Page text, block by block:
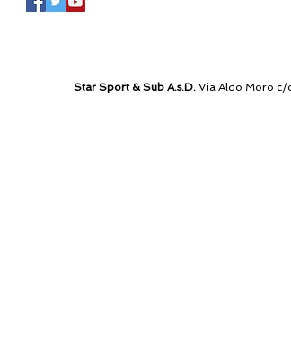
Star Sport & Sub A.s.D. Via Aldo Moro c/